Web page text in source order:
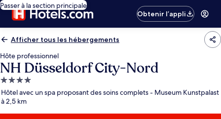
Passer à la section principale
Obtenir l’appli
Afficher tous les hébergements
Hôte professionnel
NH Düsseldorf City-Nord
Hébergement
4.0 étoiles
Hôtel avec un spa proposant des soins complets - Museum Kunstpalast
à 2,5 km